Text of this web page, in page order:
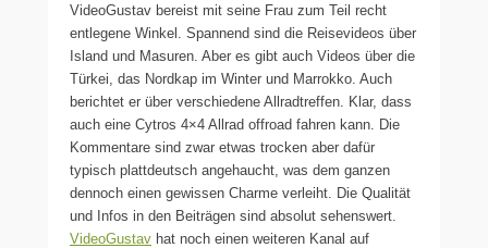
VideoGustav bereist mit seine Frau zum Teil recht
entlegene Winkel. Spannend sind die Reisevideos über
Island und Masuren. Aber es gibt auch Videos über die
Türkei, das Nordkap im Winter und Marrokko. Auch
berichtet er über verschiedene Allradtreffen. Klar, dass
auch eine Cytros 4×4 Allrad offroad fahren kann. Die
Kommentare sind zwar etwas trocken aber dafür
typisch plattdeutsch angehaucht, was dem ganzen
dennoch einen gewissen Charme verleiht. Die Qualität
und Infos in den Beiträgen sind absolut sehenswert.
VideoGustav hat noch einen weiteren Kanal auf